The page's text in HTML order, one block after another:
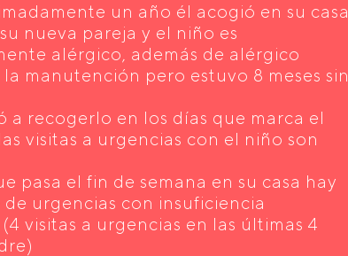
un año él acogió en su casa
nueva pareja y el niño es
alérgico, además de alérgico
la manutención pero estuvo 8 meses sin
a recogerlo en los días que marca el
visitas a urgencias con el niño son
pasa el fin de semana en su casa hay
urgencias con insuficiencia
visitas a urgencias en las últimas 4